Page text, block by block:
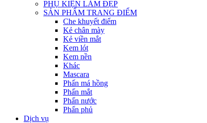
PHỤ KIỆN LÀM ĐẸP
SẢN PHẨM TRANG ĐIỂM
Che khuyết điểm
Kẻ chân mày
Kẻ viền mắt
Kem lót
Kem nền
Khác
Mascara
Phấn má hồng
Phấn mắt
Phấn nước
Phấn phủ
Dịch vụ